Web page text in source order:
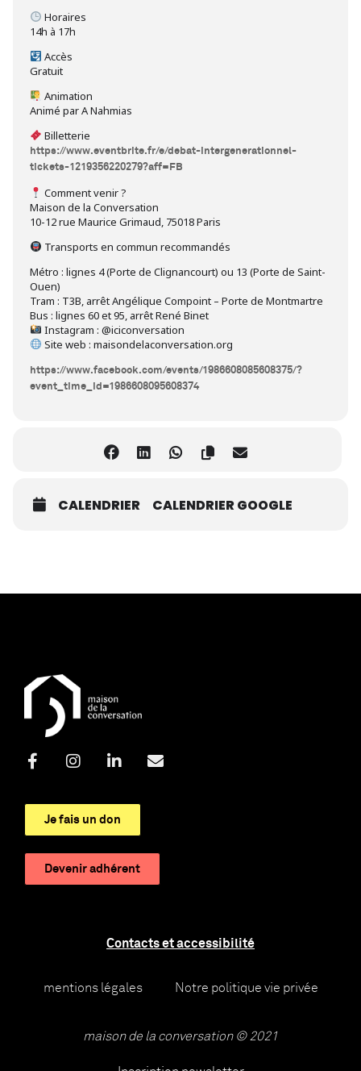
Horaires
14h à 17h
Accès
Gratuit
Animation
Animé par A Nahmias
Billetterie
https://www.eventbrite.fr/e/debat-intergenerationnel-
tickets-1219356220279?aff=FB
Comment venir ?
Maison de la Conversation
10-12 rue Maurice Grimaud, 75018 Paris
Transports en commun recommandés
Métro : lignes 4 (Porte de Clignancourt) ou 13 (Porte de Saint-
Ouen)
Tram : T3B, arrêt Angélique Compoint – Porte de Montmartre
Bus : lignes 60 et 95, arrêt René Binet
Instagram : @iciconversation
Site web : maisondelaconversation.org
https://www.facebook.com/events/1986608085608375/?
event_time_id=1986608095608374
CALENDRIER CALENDRIER GOOGLE
Je fais un don
Devenir adhérent
Contacts et accessibilité
mentions légales Notre politique vie privée
maison de la conversation © 2021